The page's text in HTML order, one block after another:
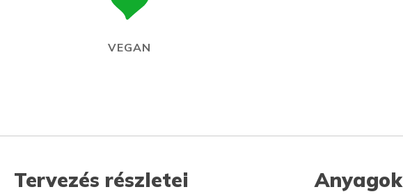
VEGAN
Tervezés részletei Anyagok